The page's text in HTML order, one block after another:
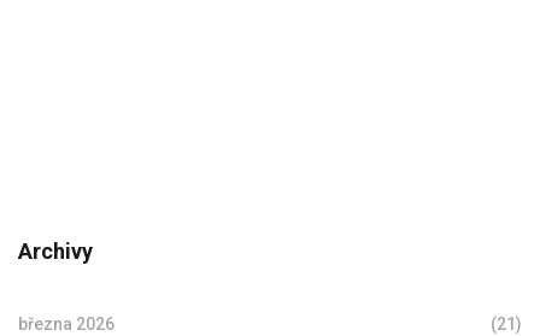
Archivy
března 2026 (21)